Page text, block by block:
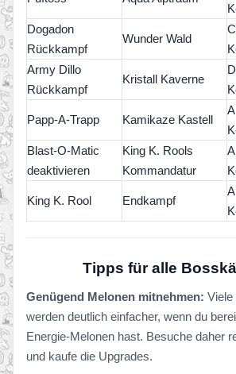
Dogadon
Rückkampf
Wunder Wald
Army Dillo
Rückkampf
Kristall Kaverne
Papp-A-Trapp Kamikaze Kastell
Blast-O-Matic
deaktivieren
King K. Rools
Kommandatur
King K. Rool Endkampf
Tipps für alle
Genügend Melonen mitnehmen:
werden deutlich einfacher, wenn du
Energie-Melonen hast. Besuche daher
und kaufe die Upgrades.